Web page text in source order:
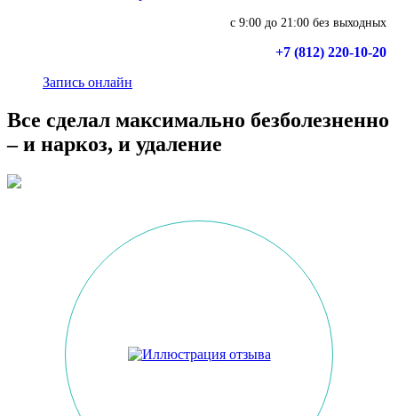
с 9:00 до 21:00 без выходных
+7 (812) 220-10-20
Запись онлайн
Все сделал максимально безболезненно
– и наркоз, и удаление